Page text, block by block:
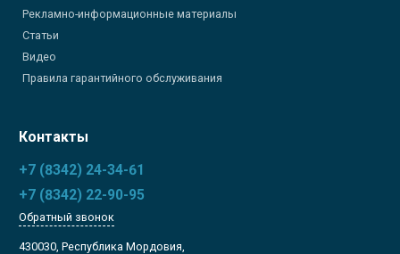
Рекламно-информационные материалы
Статьи
Видео
Правила гарантийного обслуживания
Контакты
+7 (8342) 24-34-61
+7 (8342) 22-90-95
Обратный звонок
430030, Республика Мордовия,